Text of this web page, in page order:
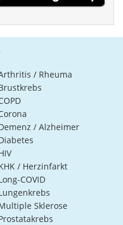
/ Rheuma
/ Alzheimer
/ Herzinfarkt
COVID
Sklerose